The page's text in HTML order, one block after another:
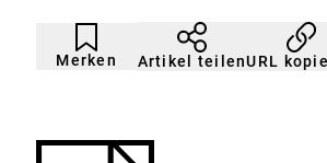
Merken
Artikel
nicht
gemerkt
Durch
Klicken
der
Artikel teilenURL